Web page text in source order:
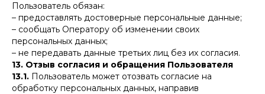
Пользователь обязан:
– предоставлять достоверные персональные данные;
– сообщать Оператору об изменении своих
персональных данных;
– не передавать данные третьих лиц без их согласия.
13. Отзыв согласия и обращения Пользователя
13.1. Пользователь может отозвать согласие на
обработку персональных данных, направив